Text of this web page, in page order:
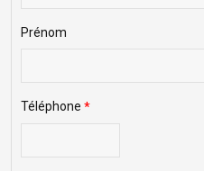
Prénom
Téléphone *